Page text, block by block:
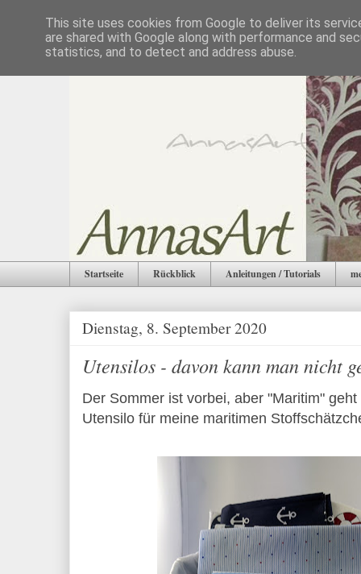
Startseite Rückblick Anleitungen / Tutorials
Dienstag, 8. September 2020
Utensilos - davon kann man nicht
Der Sommer ist vorbei, aber "Maritim"
Utensilo für meine maritimen
This site uses cookies from Google to deliver its
are shared with Google along with performance and
statistics, and to detect and address abuse.